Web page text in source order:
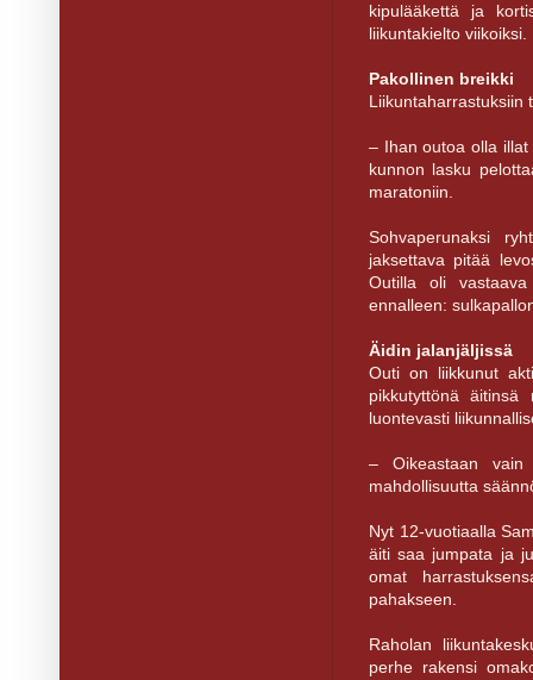
kipulääkettä ja
liikuntakielto viikoiksi.
Pakollinen breikki
Liikuntaharrastuksiin
– Ihan outoa olla illat
kunnon lasku
maratoniin.
Sohvaperunaksi
jaksettava pitää
Outilla oli
ennalleen:
Äidin jalanjäljissä
Outi on liikkunut
pikkutyttönä
luontevasti
– Oikeastaan
mahdollisuutta
Nyt 12-vuotiaalla
äiti saa jumpata ja
omat
pahakseen.
Raholan
perhe rakensi